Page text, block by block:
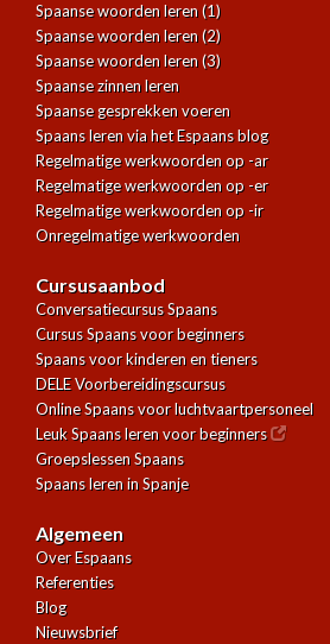
Spaanse woorden leren (1)
Spaanse woorden leren (2)
Spaanse woorden leren (3)
Spaanse zinnen leren
Spaanse gesprekken voeren
Spaans leren via het Espaans blog
Regelmatige werkwoorden op -ar
Regelmatige werkwoorden op -er
Regelmatige werkwoorden op -ir
Onregelmatige werkwoorden
Cursusaanbod
Conversatiecursus Spaans
Cursus Spaans voor beginners
Spaans voor kinderen en tieners
DELE Voorbereidingscursus
Online Spaans voor luchtvaartpersoneel
Leuk Spaans leren voor beginners
Groepslessen Spaans
Spaans leren in Spanje
Algemeen
Over Espaans
Referenties
Blog
Nieuwsbrief